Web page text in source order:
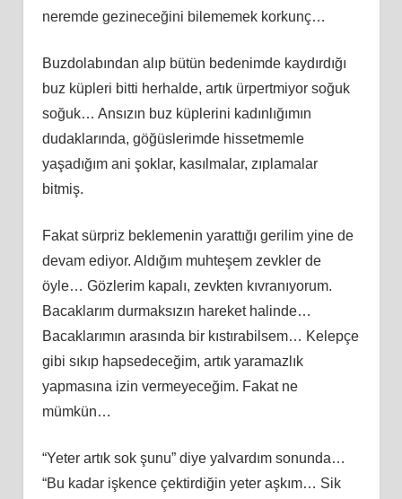
neremde gezineceğini bilememek korkunç…
Buzdolabından alıp bütün bedenimde kaydırdığı
buz küpleri bitti herhalde, artık ürpertmiyor soğuk
soğuk… Ansızın buz küplerini kadınlığımın
dudaklarında, göğüslerimde hissetmemle
yaşadığım ani şoklar, kasılmalar, zıplamalar
bitmiş.
Fakat sürpriz beklemenin yarattığı gerilim yine de
devam ediyor. Aldığım muhteşem zevkler de
öyle… Gözlerim kapalı, zevkten kıvranıyorum.
Bacaklarım durmaksızın hareket halinde…
Bacaklarımın arasında bir kıstırabilsem… Kelepçe
gibi sıkıp hapsedeceğim, artık yaramazlık
yapmasına izin vermeyeceğim. Fakat ne
mümkün…
“Yeter artık sok şunu” diye yalvardım sonunda…
“Bu kadar işkence çektirdiğin yeter aşkım… Sik